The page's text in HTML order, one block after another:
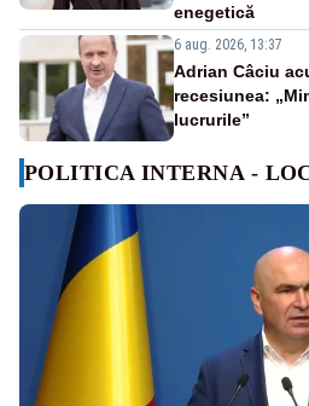
enegetică
6 aug. 2026, 13:37
Adrian Câciu
recesiunea:
lucrurile”
POLITICA INTERNA -